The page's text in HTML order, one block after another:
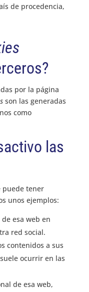
de procedencia,
por la página
son las generadas
como
las
puede tener
unos ejemplos:
esa web en
red social.
contenidos a sus
ocurrir en las
de esa web,